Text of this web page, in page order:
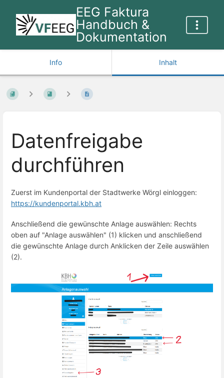
EEG Faktura
Handbuch &
Dokumentation
Info Inhalt
Datenfreigabe
durchführen
Zuerst im Kundenportal der Stadtwerke Wörgl einloggen:
https://kundenportal.kbh.at
Anschließend die gewünschte Anlage auswählen: Rechts
oben auf "Anlage auswählen" (1) klicken und anschließend
die gewünschte Anlage durch Anklicken der Zeile auswählen
(2).